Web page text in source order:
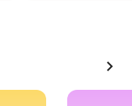
chevron_right